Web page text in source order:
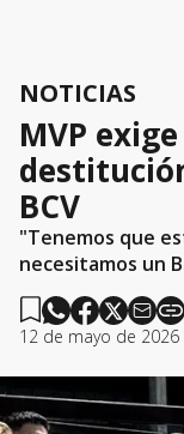
NOTICIAS
MVP
BCV
"Tenemos que
necesitamos un
12 de mayo de